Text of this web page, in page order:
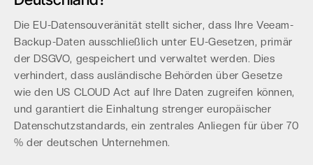
Die EU-Datensouveränität stellt sicher, dass Ihre Veeam-
Backup-Daten ausschließlich unter EU-Gesetzen, primär
der DSGVO, gespeichert und verwaltet werden. Dies
verhindert, dass ausländische Behörden über Gesetze
wie den US CLOUD Act auf Ihre Daten zugreifen können,
und garantiert die Einhaltung strenger europäischer
Datenschutzstandards, ein zentrales Anliegen für über 70
% der deutschen Unternehmen.